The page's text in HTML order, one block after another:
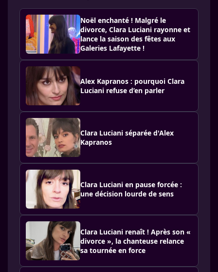
Noël enchanté ! Malgré le
divorce, Clara Luciani rayonne et
lance la saison des fêtes aux
Galeries Lafayette !
Alex Kapranos : pourquoi Clara
Luciani refuse d’en parler
Clara Luciani séparée d'Alex
Kapranos
Clara Luciani en pause forcée :
une décision lourde de sens
Clara Luciani renaît ! Après son «
divorce », la chanteuse relance
sa tournée en force